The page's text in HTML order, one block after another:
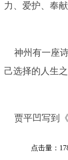
力、爱护、奉
神州有一座诗
己选择的人生之
贾平凹写到《
点击量：